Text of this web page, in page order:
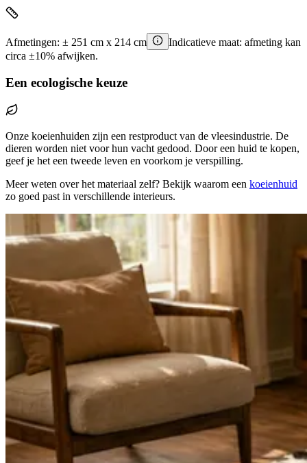
Afmetingen: ± 251 cm x 214 cm
Indicatieve maat: afmeting kan
circa ±10% afwijken.
Een ecologische keuze
Onze koeienhuiden zijn een restproduct van de vleesindustrie. De
dieren worden niet voor hun vacht gedood. Door een huid te kopen,
geef je het een tweede leven en voorkom je verspilling.
Meer weten over het materiaal zelf? Bekijk waarom een koeienhuid
zo goed past in verschillende interieurs.